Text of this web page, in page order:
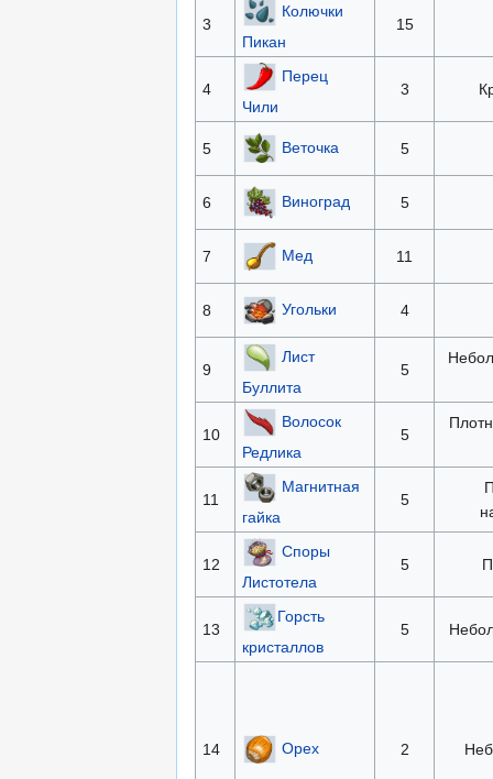
3
Колючки
Пикан
15
4
Перец
Чили
3
5 Веточка 5
6 Виноград 5
7 Мед 11
8 Угольки 4
9
Лист
Буллита
5
10
Волосок
Редлика
5
11
Магнитная
гайка
5
12
Споры
Листотела
5
13
Горсть
кристаллов
5
14 Орех 2